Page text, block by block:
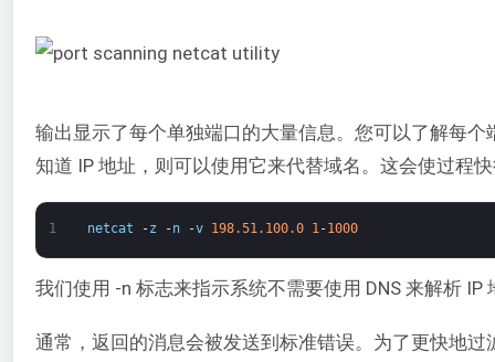
输出显示了每个单独端口的大量信息。您可以了解每
知道 IP 地址，则可以使用它来代替域名。这会使过程
1 netcat -z -n -v 198.51.100.0 1-1000
我们使用 -n 标志来指示系统不需要使用 DNS 来解析 IP
通常，返回的消息会被发送到标准错误。为了更快地